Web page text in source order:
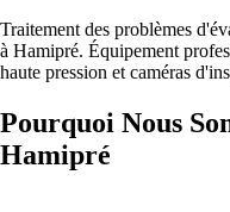
Traitement des problèmes
à Hamipré. Équipement
haute pression et caméras
Pourquoi Nous
Hamipré